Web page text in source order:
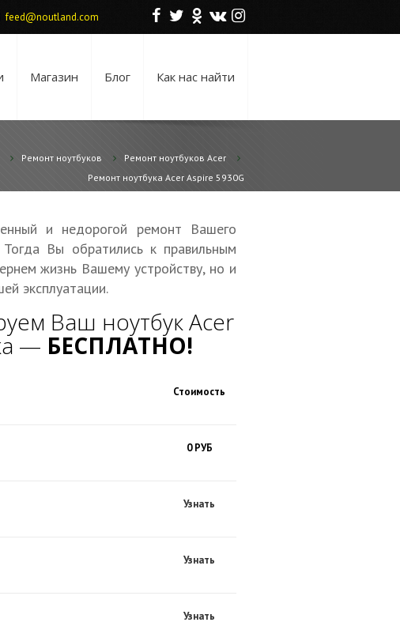
F T O V I
feed@noutland.com
Магазин Блог Как нас найти
Ремонт ноутбуков
Ремонт ноутбуков Acer
Ремонт ноутбука Acer Aspire 5930G
и недорогой ремонт Вашего
Вы обратились к правильным
жизнь Вашему устройству, но и
эксплуатации.
Ваш ноутбук Acer
— БЕСПЛАТНО!
Стоимость
0 РУБ
Узнать
Узнать
Узнать